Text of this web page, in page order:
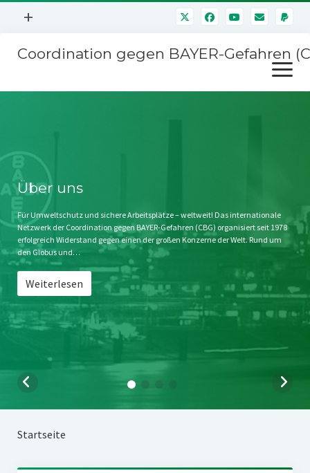
Menü
+
Mitmachen
Kontakt
Impressum
Störfälle
Coordination gegen BAYER-Gefahren
Menü
öffnen
Stichwort BAYER
Jahrestagung
SPENDEN
Über uns
Für Umweltschutz und sichere Arbeitsplätze – weltweit! Das internationale
Netzwerk der Coordination gegen BAYER-Gefahren (CBG) organisiert seit 1978
erfolgreich Widerstand gegen einen der großen Konzerne der Welt. Rund um
den Globus und…
Weiterlesen
Startseite